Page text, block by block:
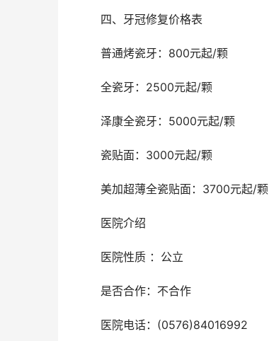
	四、牙冠修复价格表
	普通烤瓷牙：800元起/颗
	全瓷牙：2500元起/颗
	泽康全瓷牙：5000元起/颗
	瓷贴面：3000元起/颗
	美加超薄全瓷贴面：3700元起/颗
	医院介绍
	医院性质 ：公立
	是否合作：不合作
	医院电话：(0576)84016992